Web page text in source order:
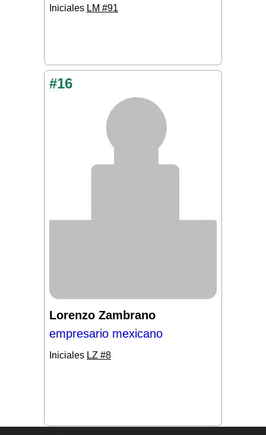
Iniciales LM #91
#16
Lorenzo Zambrano
empresario mexicano
Iniciales LZ #8